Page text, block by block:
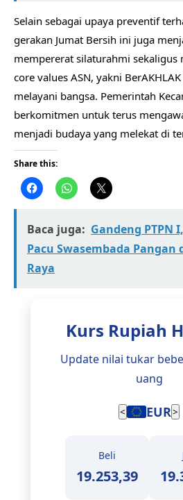
​Selain sebagai upaya preventif
gerakan Jumat Bersih ini juga
mempererat silaturahmi sekaligus
core values ASN, yakni
melayani bangsa. Pemerintah
berkomitmen untuk terus
menjadi budaya yang melekat di
Share this:
Baca juga: ​Gandeng PTPN
Pacu Swasembada Pangan
Raya
Kurs Rupiah
Update nilai tukar
uang
< EUR>
Beli
19.253,39